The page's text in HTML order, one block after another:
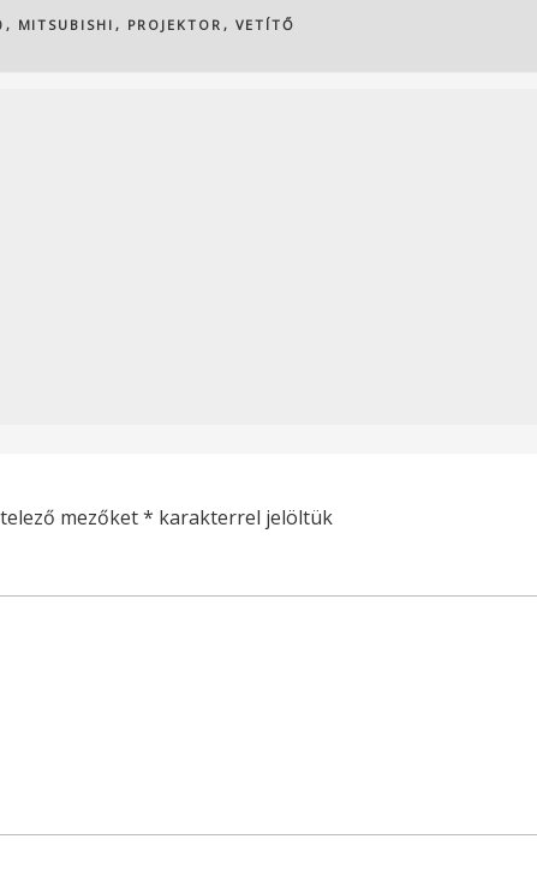
, MITSUBISHI , PROJEKTOR , VETÍTŐ
mezőket* karakterrel jelöltük